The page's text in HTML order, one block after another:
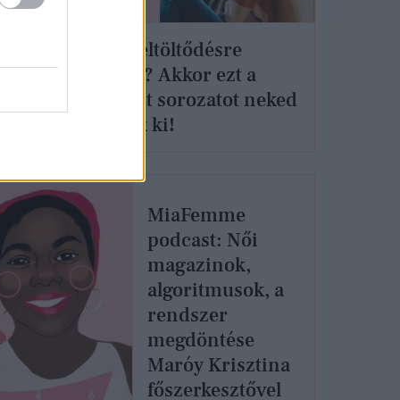
Lelki feltöltődésre
vágysz? Akkor ezt a
podcast sorozatot neked
találták ki!
MiaFemme
podcast: Női
magazinok,
algoritmusok, a
rendszer
megdöntése
Maróy Krisztina
főszerkesztővel